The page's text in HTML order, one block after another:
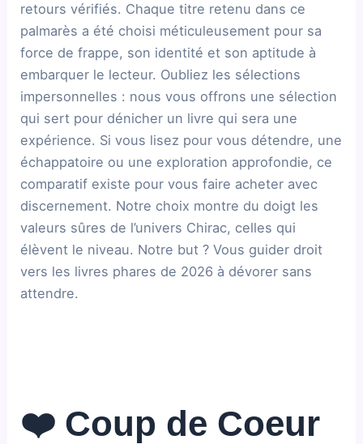
retours vérifiés. Chaque titre retenu dans ce
palmarès a été choisi méticuleusement pour sa
force de frappe, son identité et son aptitude à
embarquer le lecteur. Oubliez les sélections
impersonnelles : nous vous offrons une sélection
qui sert pour dénicher un livre qui sera une
expérience. Si vous lisez pour vous détendre, une
échappatoire ou une exploration approfondie, ce
comparatif existe pour vous faire acheter avec
discernement. Notre choix montre du doigt les
valeurs sûres de l’univers Chirac, celles qui
élèvent le niveau. Notre but ? Vous guider droit
vers les livres phares de 2026 à dévorer sans
attendre.
❤️ Coup de Coeur